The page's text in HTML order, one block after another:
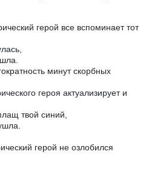
герой все вспоминает тот
минут скорбных
героя актуализирует и
твой синий,
герой не озлобился